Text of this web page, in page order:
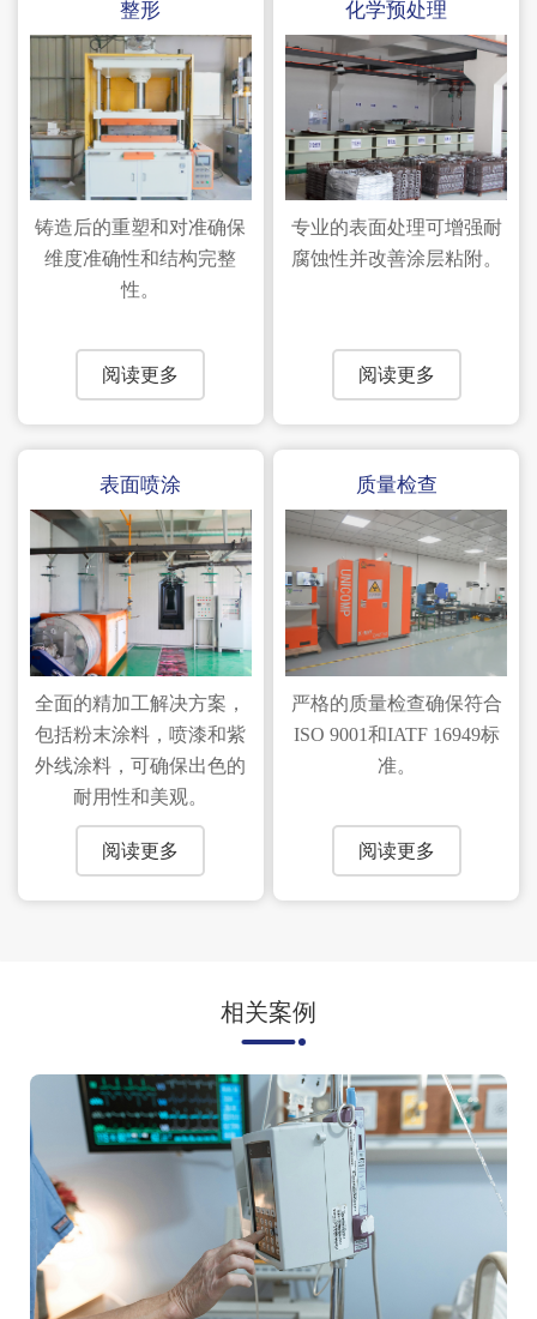
整形
铸造后的重塑和对准确保
维度准确性和结构完整
性。
阅读更多
化学预处理
专业的表面处理可增强耐
腐蚀性并改善涂层粘附。
阅读更多
表面喷涂
全面的精加工解决方案，
包括粉末涂料，喷漆和紫
外线涂料，可确保出色的
耐用性和美观。
阅读更多
质量检查
严格的质量检查确保符合
ISO 9001和IATF 16949标
准。
阅读更多
相关案例